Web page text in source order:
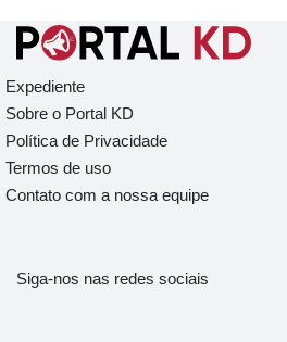
Expediente
Sobre o Portal KD
Política de Privacidade
Termos de uso
Contato com a nossa equipe
Siga-nos nas redes sociais